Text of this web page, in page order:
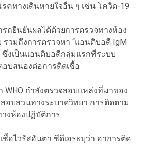
คทางเดินหายใจอื่น ๆ เช่น โควิด-19
ถยืนยันผลได้ด้วยการตรวจทางห้อง
วมถึงการตรวจหา “แอนติบอดี IgM
ซึ่งเป็นแอนติบอดีกลุ่มแรกที่ระบบ
บสนองต่อการติดเชื้อ
WHO กำลังตรวจสอบแหล่งที่มาของ
อบสวนทางระบาดวิทยา การติดตาม
งห้องปฏิบัติการ
อไวรัสฮันตา ซีดีเอระบุว่า อาการติด